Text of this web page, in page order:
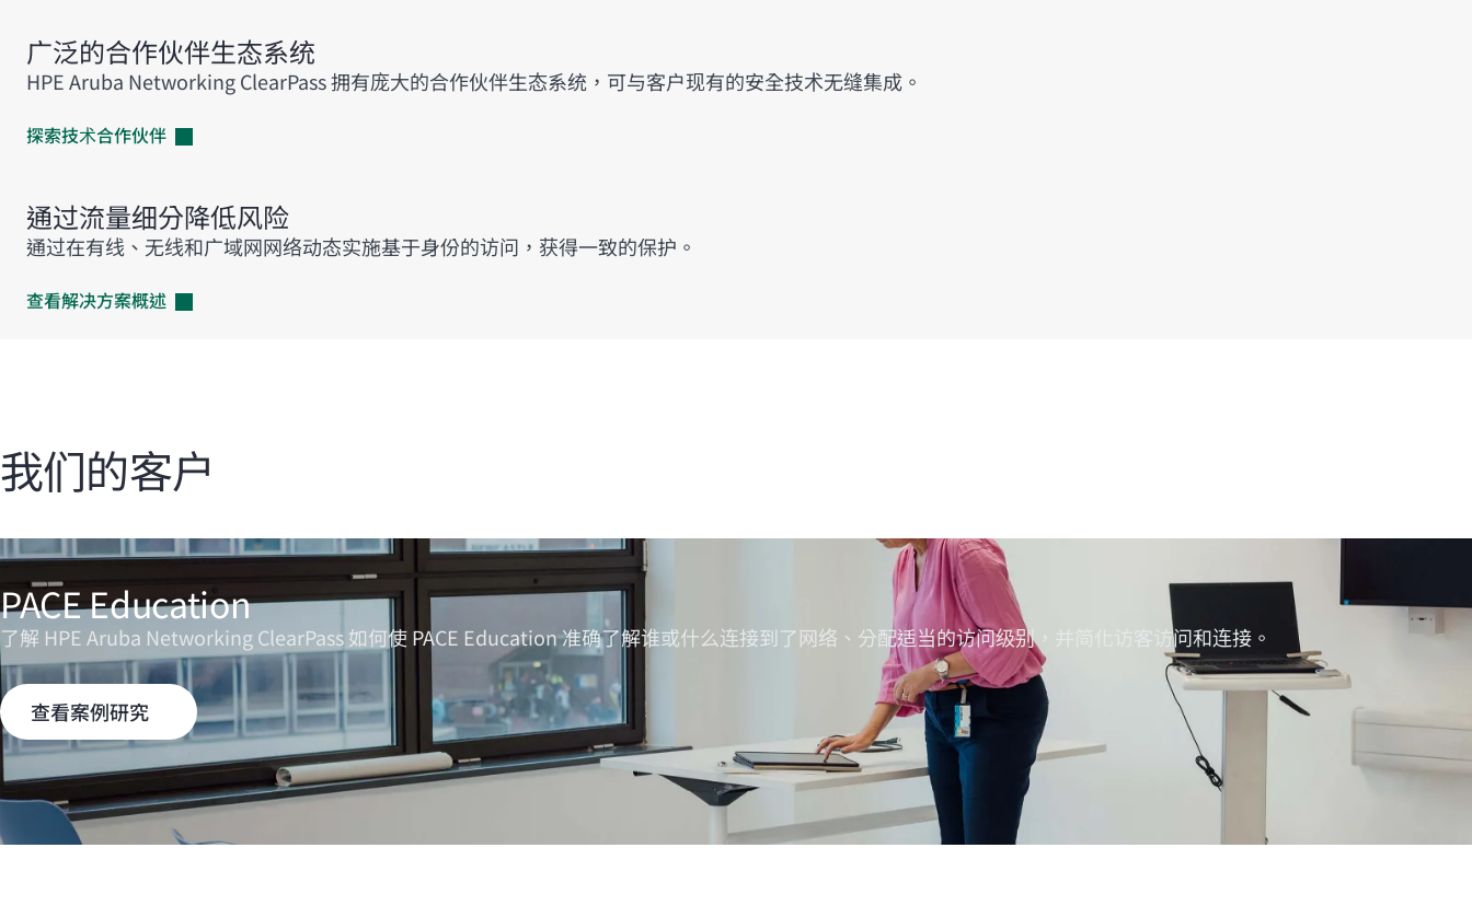
广泛的合作伙伴生态系统
HPE Aruba Networking ClearPass 拥有庞大的合作伙伴生态系统，可与客户现有的安全技术无缝集成。
探索技术合作伙伴
通过流量细分降低风险
通过在有线、无线和广域网网络动态实施基于身份的访问，获得一致的保护。
查看解决方案概述
我们的客户
PACE Education
了解 HPE Aruba Networking ClearPass 如何使 PACE Education 准确了解谁或什么连接到了网络、分配适当的访问级别，并简化访客访问和连接。
查看案例研究